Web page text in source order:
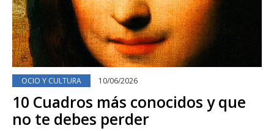
OCIO Y CULTURA 10/06/2026
10 Cuadros más conocidos y que
no te debes perder